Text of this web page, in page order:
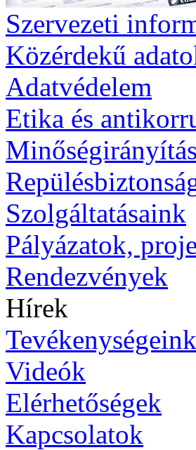
Szervezeti
Közérdekű
Adatvédelem
Etika és
Minőségirányítás
Szolgáltatásaink
Pályázatok,
Rendezvények
Hírek
Tevékenységeink
Videók
Elérhetőségek
Kapcsolatok